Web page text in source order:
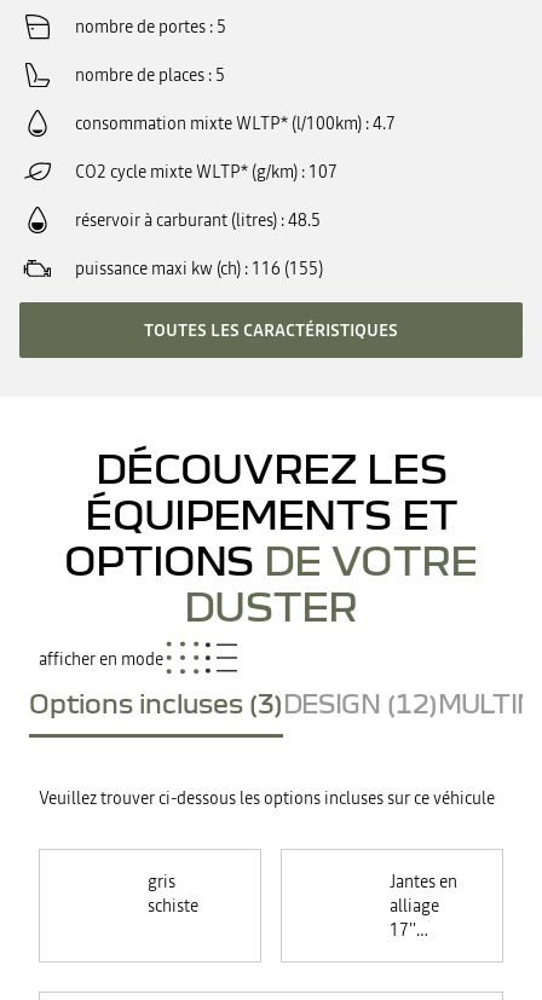
nombre de portes 5
nombre de places 5
consommation mixte WLTP* (l/100km) 4.7
CO2 cycle mixte WLTP* (g/km) 107
réservoir à carburant (litres) 48.5
puissance maxi kw (ch) 116 (155)
TOUTES LES CARACTÉRISTIQUES
DÉCOUVREZ LES
ÉQUIPEMENTS ET
OPTIONS DE VOTRE
DUSTER
afficher en mode
Options incluses (3)DESIGN (12)
Veuillez trouver ci-dessous les options incluses sur ce véhicule
gris
schiste
Jantes en
alliage
17''